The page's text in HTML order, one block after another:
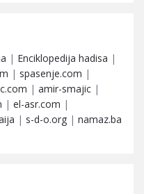
| Enciklopedija hadisa |
| spasenje.com |
| amir-smajic |
| el-asr.com |
| s-d-o.org | namaz.ba